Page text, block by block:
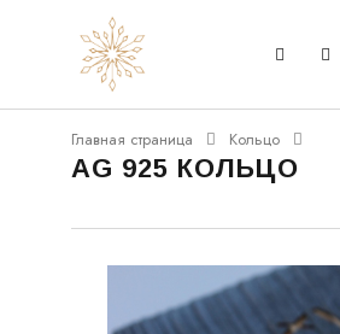
Главная страница Кольцо
AG 925 КОЛЬЦО